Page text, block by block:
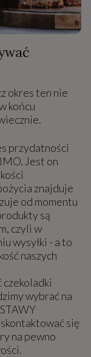
okres ten nie
końcu
przydatności
Jest on
znajduje
od momentu
są
czyli w
wysyłki - a to
naszych
czekoladki
wybrać na
się
na pewno